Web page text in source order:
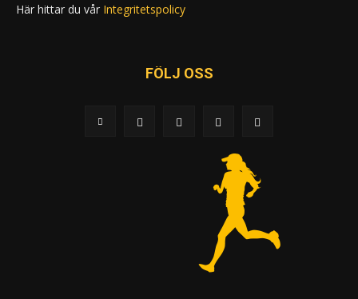
Här hittar du vår Integritetspolicy
FÖLJ OSS